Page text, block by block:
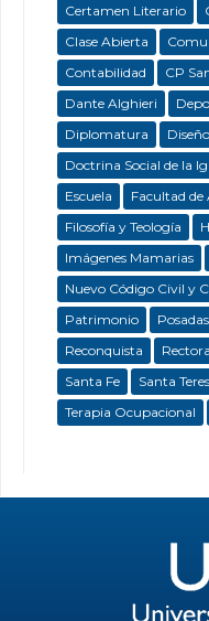
Certamen Literario
Clase Abierta
Contabilidad
CP
Dante Alghieri
Diplomatura
Doctrina Social de la
Escuela
Facultad
Filosofía y Teología
Imágenes Mamarias
Nuevo Código Civil y
Patrimonio
Posadas
Reconquista
Santa Fe
Santa
Terapia Ocupacional